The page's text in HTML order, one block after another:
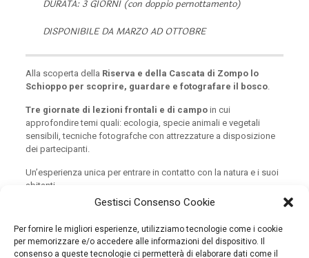
Gestisci Consenso Cookie
Per fornire le migliori esperienze, utilizziamo tecnologie come i cookie
per memorizzare e/o accedere alle informazioni del dispositivo. Il
consenso a queste tecnologie ci permetterà di elaborare dati come il
DURATA: 3 GIORNI (con doppio pernottamento)
DISPONIBILE DA MARZO AD OTTOBRE
Alla scoperta della Riserva e della Cascata di Zompo lo
Schioppo per scoprire, guardare e fotografare il bosco.
Tre giornate di lezioni frontali e di campoin cui
approfondire temi quali: ecologia, specie animali e vegetali
sensibili, tecniche fotografche con attrezzature a disposizione
dei partecipanti.
Un’esperienza unica per entrare in contatto con la natura e i suoi
abitanti.